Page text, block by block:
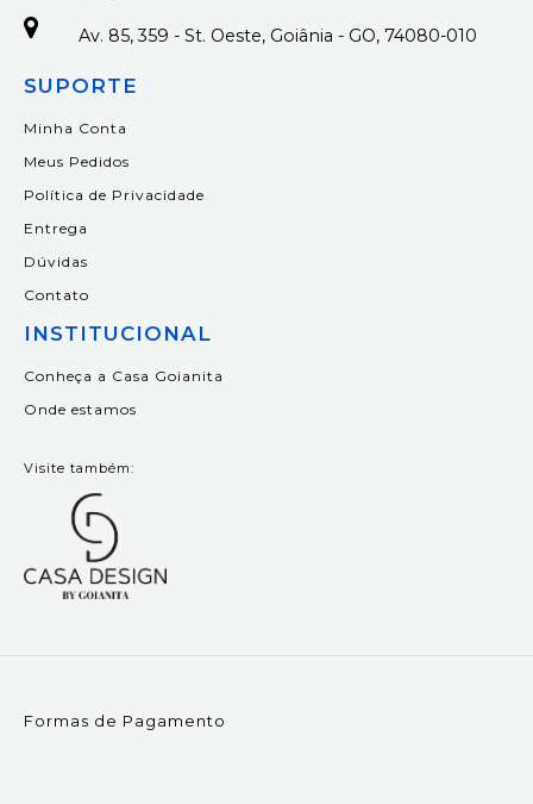
Av. 85, 359 - St. Oeste, Goiânia - GO, 74080-010
SUPORTE
Minha Conta
Meus Pedidos
Política de Privacidade
Entrega
Dúvidas
Contato
INSTITUCIONAL
Conheça a Casa Goianita
Onde estamos
Visite também:
Formas de Pagamento